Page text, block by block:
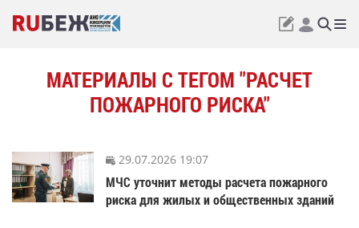
МАТЕРИАЛЫ С ТЕГОМ "РАСЧЕТ
ПОЖАРНОГО РИСКА"
29.07.2026 19:07
МЧС уточнит методы расчета пожарного
риска для жилых и общественных зданий